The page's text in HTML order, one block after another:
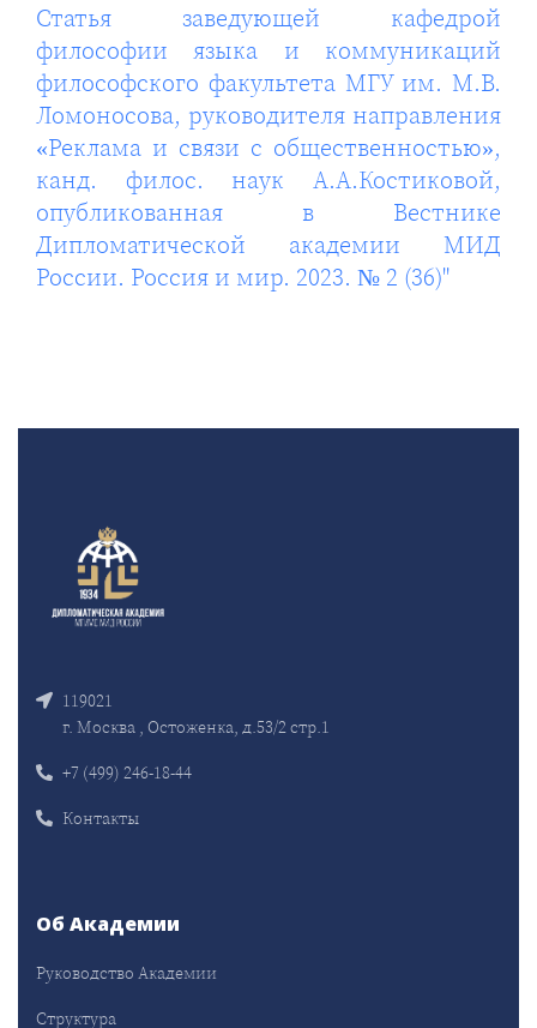
Статья заведующей кафедрой
философии языка и коммуникаций
философского факультета МГУ им. М.В.
Ломоносова, руководителя направления
«Реклама и связи с общественностью»,
канд. филос. наук А.А.Костиковой,
опубликованная в Вестнике
Дипломатической академии МИД
России. Россия и мир. 2023. № 2 (36)"
119021
г. Москва , Остоженка, д.53/2 стр.1
+7 (499) 246-18-44
Контакты
Об Академии
Руководство Академии
Структура